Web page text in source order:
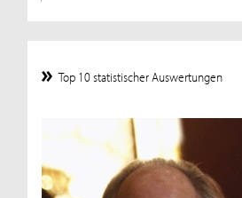
Top 10 statistischer Auswertungen